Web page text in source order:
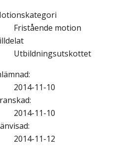
Fristående motion
Utbildningsutskottet
:
2014-11-10
:
2014-11-10
:
2014-11-12